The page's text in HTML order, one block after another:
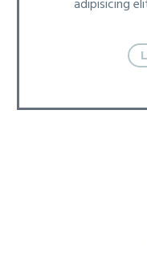
adipisicing